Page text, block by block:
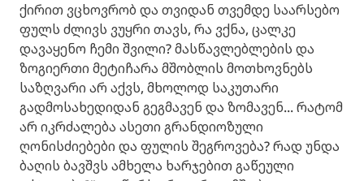
ქირით ვცხოვრობ და თვიდან თვემდე საარსებო
ფულს ძლივს ვუყრი თავს, რა ვქნა, ცალკე
დავაყენო ჩემი შვილი? მასწავლებლების და
ზოგიერთი მეტიჩარა მშობლის მოთხოვნებს
საზღვარი არ აქვს, მხოლოდ საკუთარი
გადმოსახედიდან გეგმავენ და ზომავენ... რატომ
არ იკრძალება ასეთი გრანდიოზული
ღონისძიებები და ფულის შეგროვება? რად უნდა
ბაღის ბავშვს ამხელა ხარჯებით გაწეული